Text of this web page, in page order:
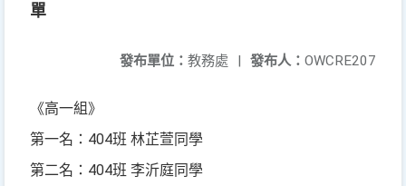
單
發布人： OWCRE207
發布單位： 教務處 |
《高一組》
第一名：404班 林芷萱同學
第二名：404班 李沂庭同學